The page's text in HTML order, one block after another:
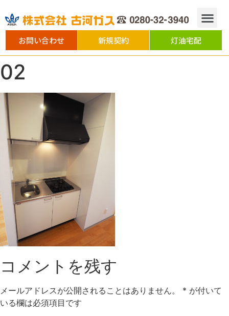
お問い合わせ 新規契約 灯油宅配
02
コメントを残す
メールアドレスが公開されることはありません。 * が付いて
いる欄は必須項目です